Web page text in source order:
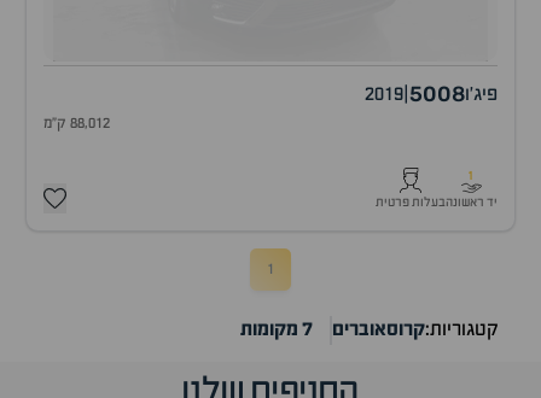
פיג'ו5008
2019
88,012 ק"מ
1
יד ראשונהבעלות פרטית
1
קטגוריות:קרוסאוברים 7 מקומות